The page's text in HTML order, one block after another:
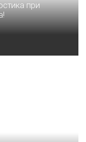
при